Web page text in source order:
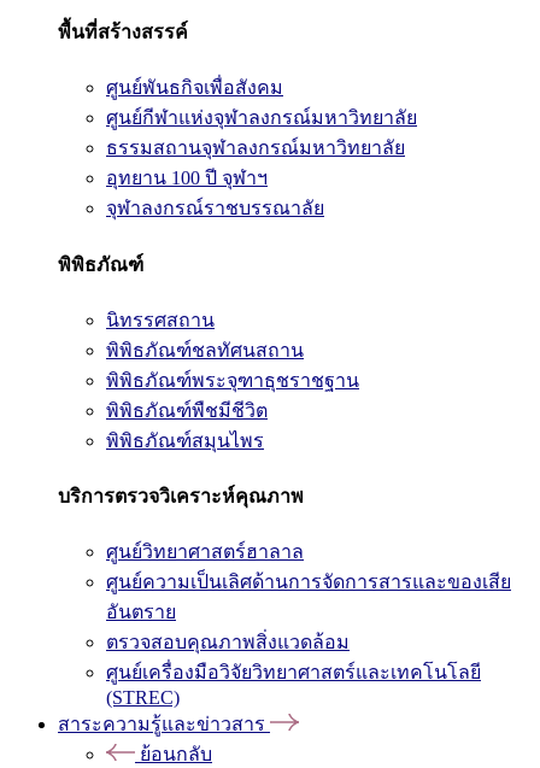
พื้นที่สร้างสรรค์
ศูนย์พันธกิจเพื่อสังคม
ศูนย์กีฬาแห่งจุฬาลงกรณ์มหาวิทยาลัย
ธรรมสถานจุฬาลงกรณ์มหาวิทยาลัย
อุทยาน 100 ปี จุฬาฯ
จุฬาลงกรณ์ราชบรรณาลัย
พิพิธภัณฑ์
นิทรรศสถาน
พิพิธภัณฑ์ชลทัศนสถาน
พิพิธภัณฑ์พระจุฑาธุชราชฐาน
พิพิธภัณฑ์พืชมีชีวิต
พิพิธภัณฑ์สมุนไพร
บริการตรวจวิเคราะห์คุณภาพ
ศูนย์วิทยาศาสตร์ฮาลาล
ศูนย์ความเป็นเลิศด้านการจัดการสารและของเสีย
อันตราย
ตรวจสอบคุณภาพสิ่งแวดล้อม
ศูนย์เครื่องมือวิจัยวิทยาศาสตร์และเทคโนโลยี
(STREC)
สาระความรู้และข่าวสาร
ย้อนกลับ